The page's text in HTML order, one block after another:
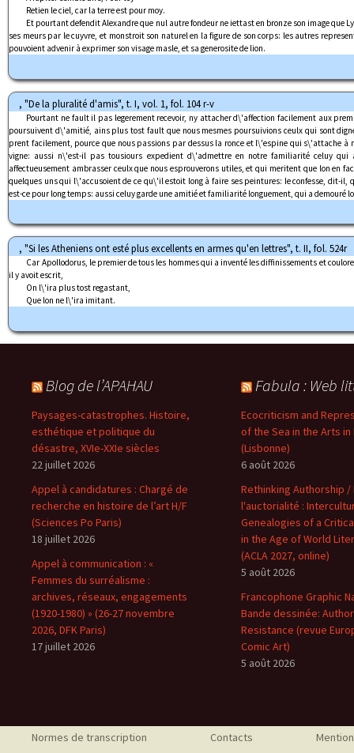
Retien le ciel, car la terre est pour moy.
Et pourtant defendit Alexandre que nul autre fondeur ne iettast en bronze son image que
ses meurs par le cuyvre, et monstroit son naturel en la figure de son corps: les autres
pouvoient advenir à exprimer son visage masle, et sa generosite de lion.
, "De la pluralité d'amis", t. I, vol. 1, fol. 104 r-v
Pourtant ne fault il pas legerement recevoir, ny attacher d\'affection facilement aux
poursuivent d\'amitié, ains plus tost fault que nous mesmes poursuivions ceulx qui sont
prent facilement, pource que nous passions par dessus la ronce et l\'espine qui s\'attache à
vigne: aussi n\'est-il pas tousiours expedient d\'admettre en notre familiarité celuy qui
affectueusement ambrasser ceulx que nous esprouverons utiles, et qui meritent que lon en
quelques uns qui l\'accusoient de ce qu\'il estoit long à faire ses peintures: Ie confesse, dit-il,
est-ce pour long temps: aussi celuy garde une amitié et familiarité longuement, qui a demouré
, "Si les Atheniens ont esté plus excellents en armes qu'en lettres", t. II, fol. 524r
Car Apollodorus, le premier de tous les hommes qui a inventé les diffinissements et
il y avoit escrit,
On l\'ira plus tost regastant,
Que lon ne l\'ira imitant.
Blog de l’APAHAU
Paysages-catastrophes. Histoire,
esthétique et politique du
désastre, XVIe-XXIe siècles
22 juillet 2026
Appel à candidatures : Chargé de
recherche en histoire de l’art H/F
(Sciences Po Paris)
18 juillet 2026
Appel à communication : «
Femmes du surréalisme :
archives, réseaux, engagements
(1920-1980) » (26-27 novembre
2026, DFK Paris)
17 juillet 2026
Fabula : Web
Ecocriticism and
of the Sea in the Arts
(Lisbonne)
6 août 2026
Rethinking Authorship
l'auctorialité :
Genealogies of a
in the Age of World
(ACLA 2027, online)
5 août 2026
Francophone Graphic
Bande dessinée:
Resistance (revue
Comic Art)
5 août 2026
Normes de transcription Contacts